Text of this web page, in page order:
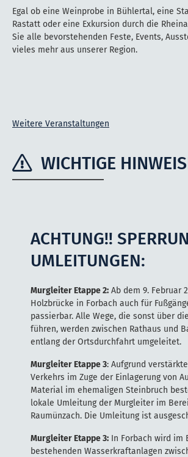
Egal ob eine Weinprobe in Bühlertal, eine
Rastatt oder eine Exkursion durch die
Sie alle bevorstehenden Feste, Events,
vieles mehr aus unserer Region.
Weitere Veranstaltungen
WICHTIGE
ACHTUNG!!
UMLEITUNGEN:
Murgleiter Etappe 2: Ab dem 9. Februar
Holzbrücke in Forbach auch für
passierbar. Alle Wege, die sonst über
führen, werden zwischen Rathaus und
entlang der Ortsdurchfahrt umgeleitet.
Murgleiter Etappe 3: Aufgrund
Verkehrs im Zuge der Einlagerung von
Material im ehemaligen Steinbruch
lokale Umleitung der Murgleiter im
Raumünzach. Die Umleitung ist
Murgleiter Etappe 3: In Forbach wird im
bestehenden Wasserkraftanlagen